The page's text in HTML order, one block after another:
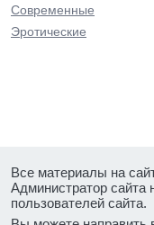
Современные
Эротические
Все материалы на
Администратор сайта
пользователей сайта.